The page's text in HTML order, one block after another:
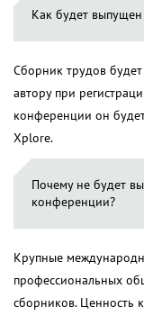
Как будет
Сборник трудов
автору при
конференции он
Xplore.
Почему не будет
конференции?
Крупные
профессиональных
сборников. Ценность